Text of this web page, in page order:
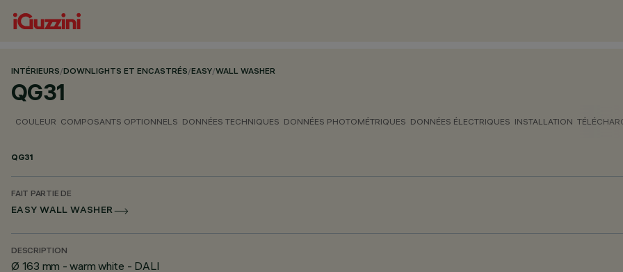
INTÉRIEURS/DOWNLIGHTS ET ENCASTRÉS/EASY/WALL WASHER
QG31
COULEUR COMPOSANTS OPTIONNELS DONNÉES TECHNIQUES DONNÉES PHOTOMÉTRIQUES DONNÉES ÉLECTRIQUES INSTALLATION
QG31
FAIT PARTIE DE
EASY WALL WASHER
DESCRIPTION
Ø 163 mm - warm white - DALI